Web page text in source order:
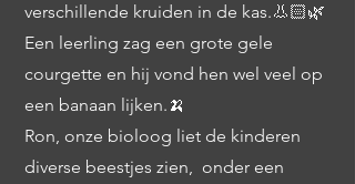
verschillende kruiden in de kas.👃🏻🌿
Een leerling zag een grote gele
courgette en hij vond hen wel veel op
een banaan lijken.🍌
Ron, onze bioloog liet de kinderen
diverse beestjes zien, onder een